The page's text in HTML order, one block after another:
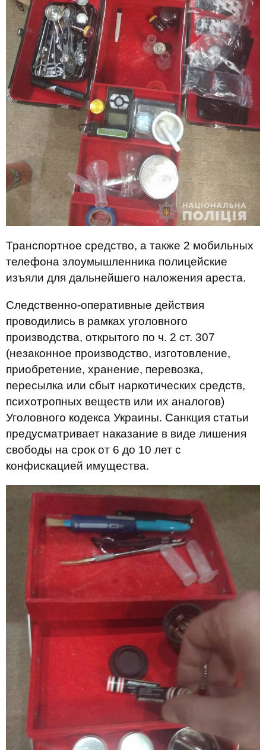
Транспортное средство, а также 2 мобильных
телефона злоумышленника полицейские
изъяли для дальнейшего наложения ареста.
Следственно-оперативные действия
проводились в рамках уголовного
производства, открытого по ч. 2 ст. 307
(незаконное производство, изготовление,
приобретение, хранение, перевозка,
пересылка или сбыт наркотических средств,
психотропных веществ или их аналогов)
Уголовного кодекса Украины. Санкция статьи
предусматривает наказание в виде лишения
свободы на срок от 6 до 10 лет с
конфискацией имущества.